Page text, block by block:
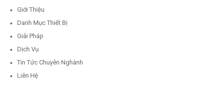
Giới Thiệu
Danh Mục Thiết Bị
Giải Pháp
Dịch Vụ
Tin Tức Chuyên Nghành
Liên Hệ